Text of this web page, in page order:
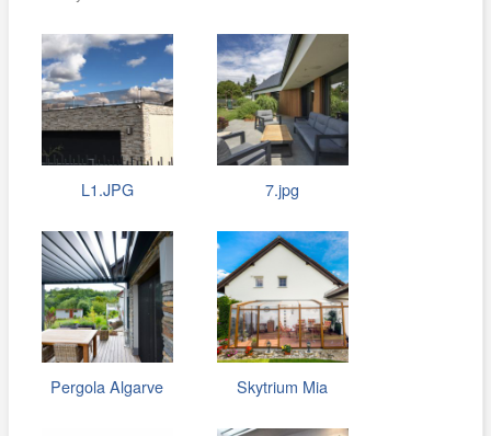
L1.JPG 7.jpg
Pergola Algarve Skytrium Mia